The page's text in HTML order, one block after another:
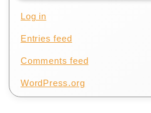
Log in
Entries feed
Comments feed
WordPress.org